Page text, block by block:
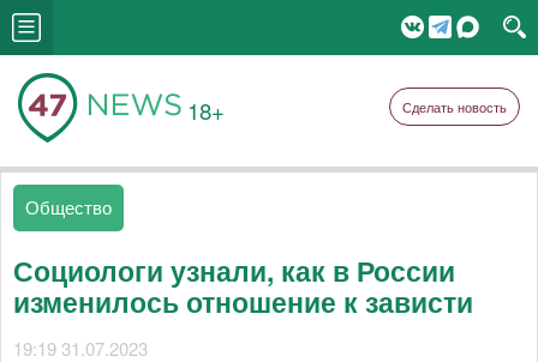
18+ Сделать новость
Общество
Социологи узнали, как в России
изменилось отношение к зависти
19:19 31.07.2023